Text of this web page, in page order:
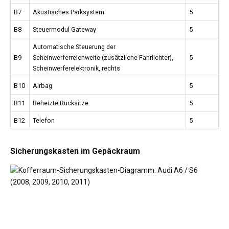
B7 Akustisches Parksystem 5
B8 Steuermodul Gateway 5
B9
Automatische Steuerung der
Scheinwerferreichweite (zusätzliche Fahrlichter),
Scheinwerferelektronik, rechts
5
B10 Airbag 5
B11 Beheizte Rücksitze 5
B12 Telefon 5
Sicherungskasten im Gepäckraum